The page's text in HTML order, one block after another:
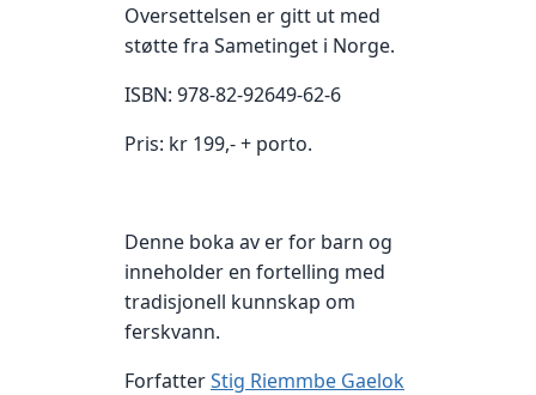
Oversettelsen er gitt ut med
støtte fra Sametinget i Norge.
ISBN: 978-82-92649-62-6
Pris: kr 199,- + porto.
Denne boka av er for barn og
inneholder en fortelling med
tradisjonell kunnskap om
ferskvann.
ForfatterStig Riemmbe Gaelok